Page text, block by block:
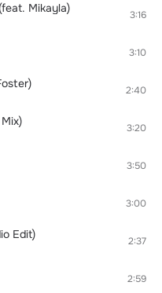
Mikayla) 3:16
3:10
2:40
3:20
3:50
3:00
Edit) 2:37
2:59